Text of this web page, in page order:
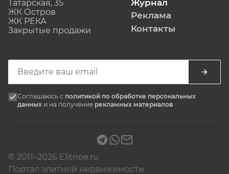
Татарская, 35
ЖК Остров
ЖК РЕКА
Закрытые продажи
Журнал
Реклама
Контакты
Соглашаюсь с политикой по обработке персональных
данных и на получение рекламных материалов
© 2011–2026 Elitnoe.ru
Портал элитной недвижимости